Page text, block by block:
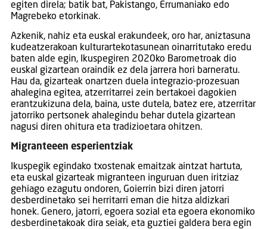
egiten direla; batik bat, Pakistango, Errumaniako edo
Magrebeko etorkinak.
Azkenik, nahiz eta euskal erakundeek, oro har, aniztasuna
kudeatzerakoan kulturartekotasunean oinarritutako eredu
baten alde egin, Ikuspegiren 2020ko Barometroak dio
euskal gizartean oraindik ez dela jarrera hori barneratu.
Hau da, gizarteak onartzen duela integrazio-prozesuan
ahalegina egitea, atzerritarrei zein bertakoei dagokien
erantzukizuna dela, baina, uste dutela, batez ere, atzerritar
jatorriko pertsonek ahalegindu behar dutela gizartean
nagusi diren ohitura eta tradizioetara ohitzen.
Migranteeen esperientziak
Ikuspegik egindako txostenak emaitzak aintzat hartuta,
eta euskal gizarteak migranteen inguruan duen iritziaz
gehiago ezagutu ondoren, Goierrin bizi diren jatorri
desberdinetako sei herritarri eman die hitza aldizkari
honek. Genero, jatorri, egoera sozial eta egoera ekonomiko
desberdinetakoak dira seiak, eta guztiei galdera bera egin